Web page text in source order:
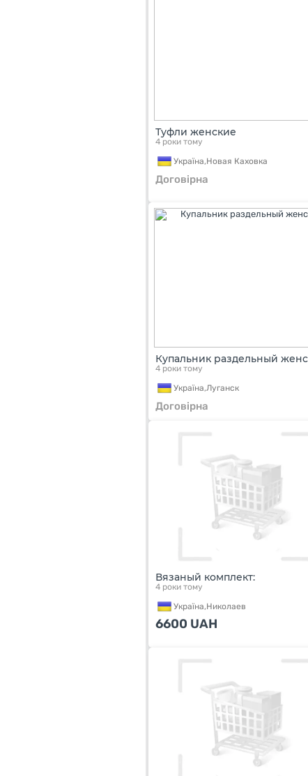
Туфли женские
4 роки тому
Україна,Новая Каховка
Договірна
Купальник раздельный
4 роки тому
Україна,Луганск
Договірна
Вязаный комплект:
4 роки тому
Україна,Николаев
6600 UAH